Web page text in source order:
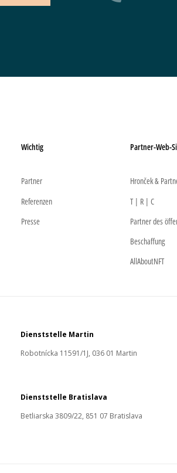
Wichtig
Partner
Referenzen
Presse
Partner-Web-
Hronček &
T | R | C
Partner des
Beschaffung
AllAboutNFT
Dienststelle Martin
Robotnícka 11591/1J, 036 01 Martin
Dienststelle Bratislava
Betliarska 3809/22, 851 07 Bratislava